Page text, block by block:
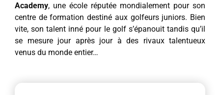
Academy, une école réputée mondialement pour son
centre de formation destiné aux golfeurs juniors. Bien
vite, son talent inné pour le golf s’épanouit tandis qu’il
se mesure jour après jour à des rivaux talentueux
venus du monde entier…